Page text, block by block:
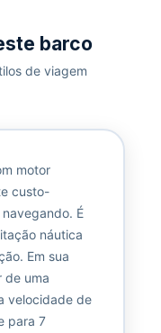
barco
de viagem
motor
custo-
É
náutica
Em sua
de uma
velocidade de
para 7